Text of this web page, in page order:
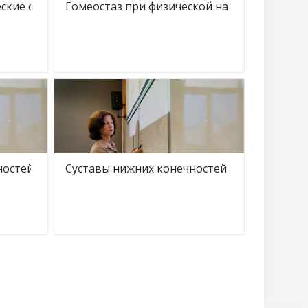
состоянияКраткое название курса
Гомеостаз при физической нагрузке
Краткое название курса
Суставы нижних конечностей